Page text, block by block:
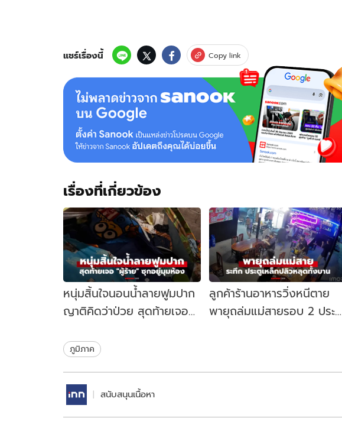
แชร์เรื่องนี้ Copy link
เรื่องที่เกี่ยวข้อง
หนุ่มสิ้นใจนอนน้ำลายฟูมปาก
ญาติคิดว่าป่วย สุดท้ายเจอ
ลูกค้าร้านอาหารวิ่งหนีตาย
พายุถล่มแม่สายรอบ 2 ประตู
ภูมิภาค
สนับสนุนเนื้อหา